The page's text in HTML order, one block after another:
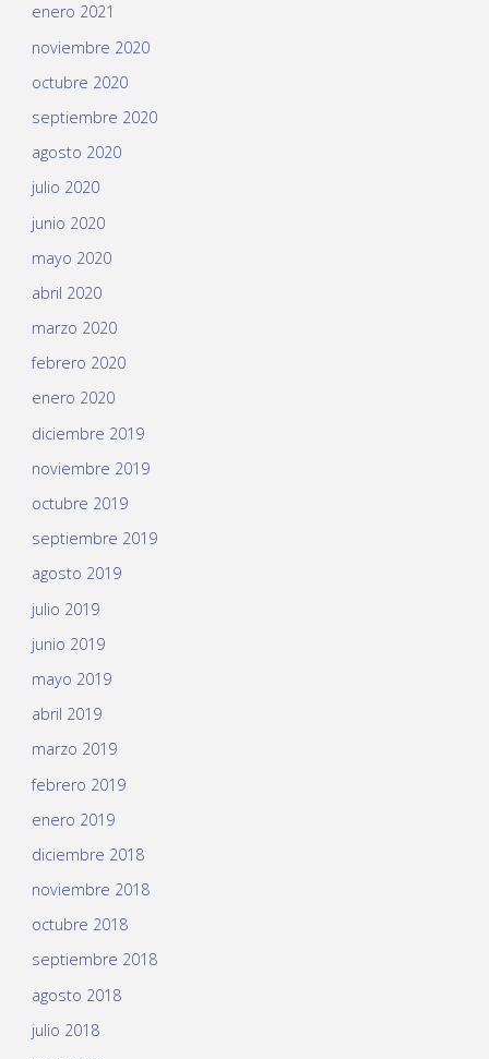
enero 2021
noviembre 2020
octubre 2020
septiembre 2020
agosto 2020
julio 2020
junio 2020
mayo 2020
abril 2020
marzo 2020
febrero 2020
enero 2020
diciembre 2019
noviembre 2019
octubre 2019
septiembre 2019
agosto 2019
julio 2019
junio 2019
mayo 2019
abril 2019
marzo 2019
febrero 2019
enero 2019
diciembre 2018
noviembre 2018
octubre 2018
septiembre 2018
agosto 2018
julio 2018